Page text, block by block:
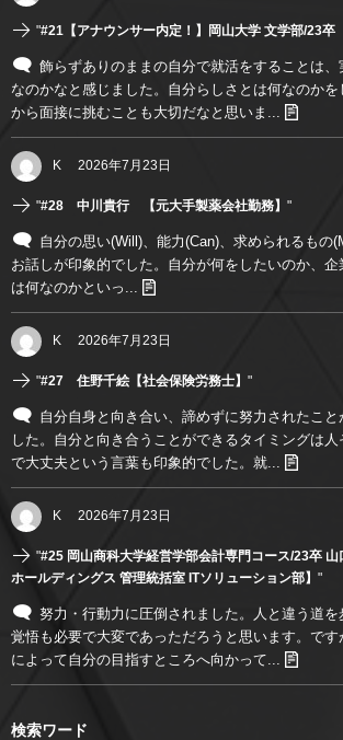
"#21【アナウンサー内定！】岡山大学 文学部/23
飾らずありのままの自分で就活をすることは、
なのかなと感じました。自分らしさとは何なのか
から面接に挑むことも大切だなと思いま...
K 2026年7月23日
"#28 中川貴行 【元大手製薬会社勤務】 "
自分の思い(Will)、能力(Can)、求められるもの
お話しが印象的でした。自分が何をしたいのか、
は何なのかといっ...
K 2026年7月23日
"#27 住野千絵【社会保険労務士】 "
自分自身と向き合い、諦めずに努力されたこと
した。自分と向き合うことができるタイミングは
で大丈夫という言葉も印象的でした。就...
K 2026年7月23日
"#25 岡山商科大学経営学部会計専門コース/23卒 山
ホールディングス 管理統括室 ITソリューション部】 "
努力・行動力に圧倒されました。人と違う道を
覚悟も必要で大変であっただろうと思います。です
によって自分の目指すところへ向かって...
検索ワード